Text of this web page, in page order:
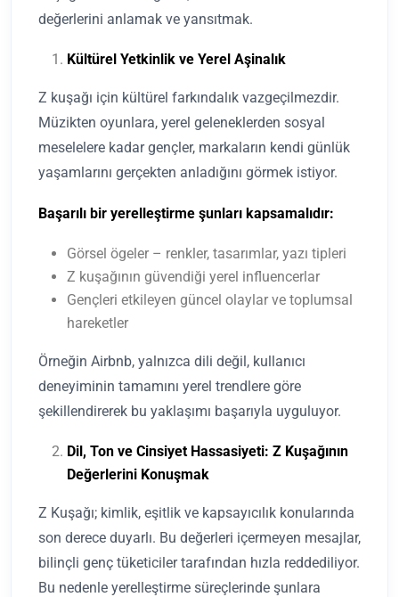
değerlerini anlamak ve yansıtmak.
Kültürel Yetkinlik ve Yerel Aşinalık
Z kuşağı için kültürel farkındalık vazgeçilmezdir.
Müzikten oyunlara, yerel geleneklerden sosyal
meselelere kadar gençler, markaların kendi günlük
yaşamlarını gerçekten anladığını görmek istiyor.
Başarılı bir yerelleştirme şunları kapsamalıdır:
Görsel ögeler – renkler, tasarımlar, yazı tipleri
Z kuşağının güvendiği yerel influencerlar
Gençleri etkileyen güncel olaylar ve toplumsal
hareketler
Örneğin Airbnb, yalnızca dili değil, kullanıcı
deneyiminin tamamını yerel trendlere göre
şekillendirerek bu yaklaşımı başarıyla uyguluyor.
Dil, Ton ve Cinsiyet Hassasiyeti: Z Kuşağının
Değerlerini Konuşmak
Z Kuşağı; kimlik, eşitlik ve kapsayıcılık konularında
son derece duyarlı. Bu değerleri içermeyen mesajlar,
bilinçli genç tüketiciler tarafından hızla reddediliyor.
Bu nedenle yerelleştirme süreçlerinde şunlara